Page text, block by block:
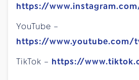
https://
YouTube –
https://www.youtube.com/
TikTok – https://